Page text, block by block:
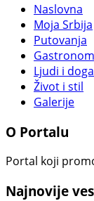
Naslovna
Moja Srbija
Putovanja
Ljudi i
Život i stil
Galerije
O Portalu
Portal koji
Najnovije